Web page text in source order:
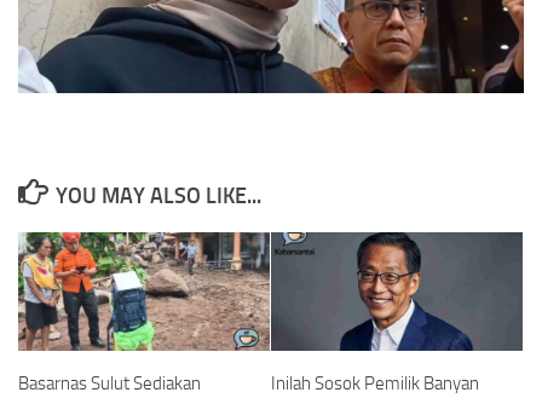
YOU MAY ALSO LIKE...
Basarnas Sulut Sediakan
Inilah Sosok Pemilik Banyan